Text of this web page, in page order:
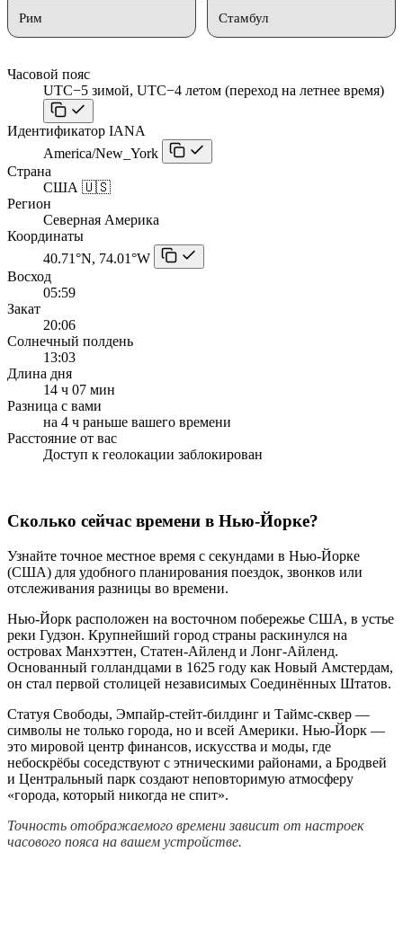
Рим Стамбул
Часовой пояс
UTC−5 зимой, UTC−4 летом (переход на летнее время)
Идентификатор IANA
America/New_York
Страна
США 🇺🇸
Регион
Северная Америка
Координаты
40.71°N, 74.01°W
Восход
05:59
Закат
20:06
Солнечный полдень
13:03
Длина дня
14 ч 07 мин
Разница с вами
на 4 ч раньше вашего времени
Расстояние от вас
Доступ к геолокации заблокирован
Сколько сейчас времени в Нью-Йорке?
Узнайте точное местное время с секундами в Нью-Йорке
(США) для удобного планирования поездок, звонков или
отслеживания разницы во времени.
Нью-Йорк расположен на восточном побережье США, в устье
реки Гудзон. Крупнейший город страны раскинулся на
островах Манхэттен, Статен-Айленд и Лонг-Айленд.
Основанный голландцами в 1625 году как Новый Амстердам,
он стал первой столицей независимых Соединённых Штатов.
Статуя Свободы, Эмпайр-стейт-билдинг и Таймс-сквер —
символы не только города, но и всей Америки. Нью-Йорк —
это мировой центр финансов, искусства и моды, где
небоскрёбы соседствуют с этническими районами, а Бродвей
и Центральный парк создают неповторимую атмосферу
«города, который никогда не спит».
Точность отображаемого времени зависит от настроек
часового пояса на вашем устройстве.